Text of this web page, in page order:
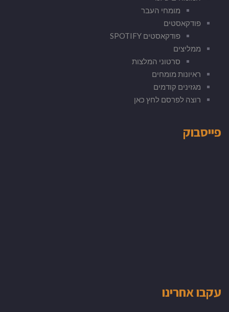
מומחי העבר
פודקאסטים
פודקאסטים SPOTIFY
ממליצים
סרטוני המלצות
ראיונות מומחים
מגזינים קודמים
רוצה לפרסם לחץ כאן
פייסבוק
עקבו אחרינו